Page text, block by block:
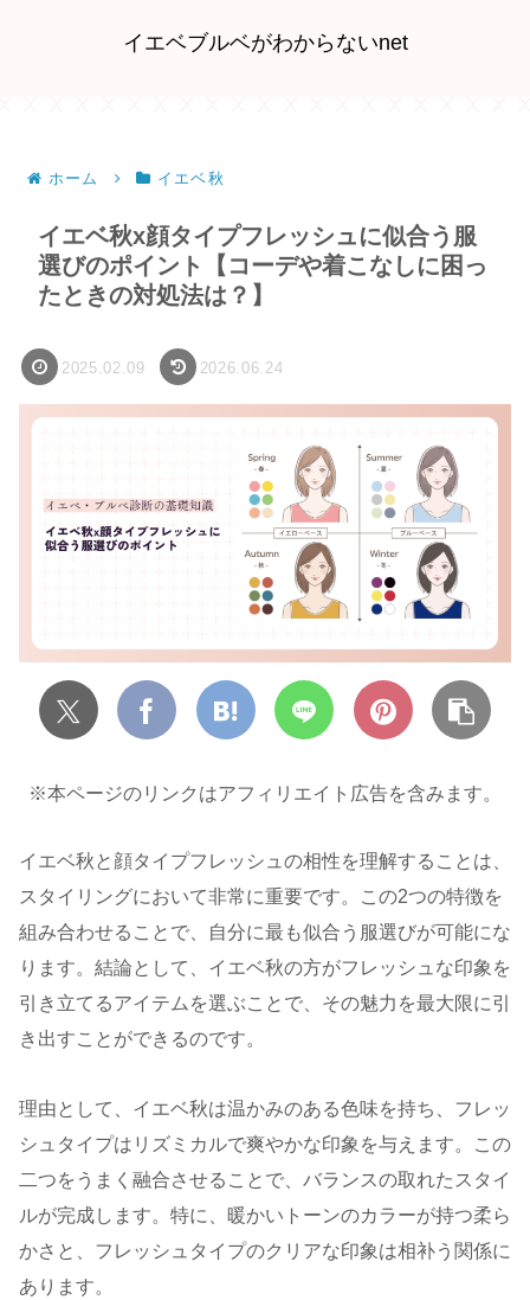
イエベブルベがわからないnet
ホーム イエベ秋
イエベ秋x顔タイプフレッシュに似合う服
選びのポイント【コーデや着こなしに困っ
たときの対処法は？】
2025.02.09 2026.06.24
※本ページのリンクはアフィリエイト広告を含みます。
イエベ秋と顔タイプフレッシュの相性を理解することは、
スタイリングにおいて非常に重要です。この2つの特徴を
組み合わせることで、自分に最も似合う服選びが可能にな
ります。結論として、イエベ秋の方がフレッシュな印象を
引き立てるアイテムを選ぶことで、その魅力を最大限に引
き出すことができるのです。
理由として、イエベ秋は温かみのある色味を持ち、フレッ
シュタイプはリズミカルで爽やかな印象を与えます。この
二つをうまく融合させることで、バランスの取れたスタイ
ルが完成します。特に、暖かいトーンのカラーが持つ柔ら
かさと、フレッシュタイプのクリアな印象は相补う関係に
あります。